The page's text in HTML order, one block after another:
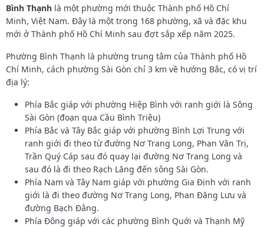
Bình Thạnh là một phường mới thuộc Thành phố Hồ Chí
Minh, Việt Nam. Đây là một trong 168 phường, xã và đặc khu
mới ở Thành phố Hồ Chí Minh sau đợt sắp xếp năm 2025.
Phường Bình Thạnh là phường trung tâm của Thành phố Hồ
Chí Minh, cách phường Sài Gòn chỉ 3 km về hướng Bắc, có vị trí
địa lý:
Phía Bắc giáp với phường Hiệp Bình với ranh giới là Sông
Sài Gòn (đoạn qua Cầu Bình Triệu)
Phía Bắc và Tây Bắc giáp với phường Bình Lợi Trung với
ranh giới đi theo từ đường Nơ Trang Long, Phan Văn Trị,
Trần Quý Cáp sau đó quay lại đường Nơ Trang Long và
sau đó là đi theo Rạch Lăng đến sông Sài Gòn.
Phía Nam và Tây Nam giáp với phường Gia Định với ranh
giới là đi theo đường Nơ Trang Long, Phan Đăng Lưu và
đường Bạch Đằng.
Phía Đông giáp với các phường Bình Quới và Thạnh Mỹ